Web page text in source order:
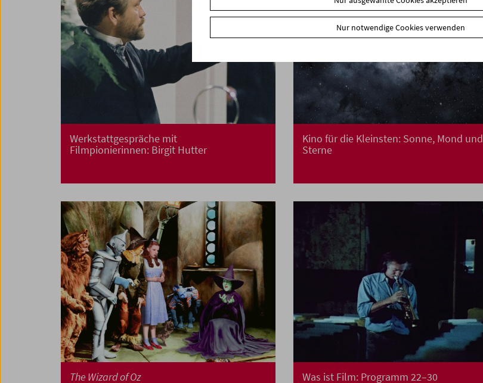
Werkstattgespräche mit
Filmpionierinnen: Birgit Hutter
Kino für die Kleinsten: Sonne, Mond und
Sterne
The Wizard of Oz
Was ist Film: Programm 22–30
Nur notwendige Cookies verwenden